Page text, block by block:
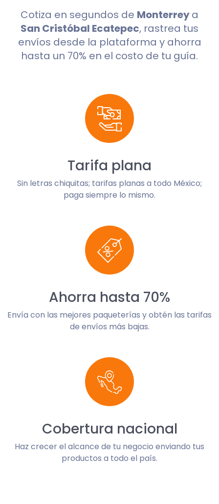
Cotiza en segundos de Monterreya
San Cristóbal Ecatepec, rastrea tus
envíos desde la plataforma y ahorra
hasta un 70% en el costo de tu guía.
Tarifa plana
Sin letras chiquitas; tarifas planas a todo México;
paga siempre lo mismo.
Ahorra hasta 70%
Envía con las mejores paqueterías y obtén las tarifas
de envíos más bajas.
Cobertura nacional
Haz crecer el alcance de tu negocio enviando tus
productos a todo el país.